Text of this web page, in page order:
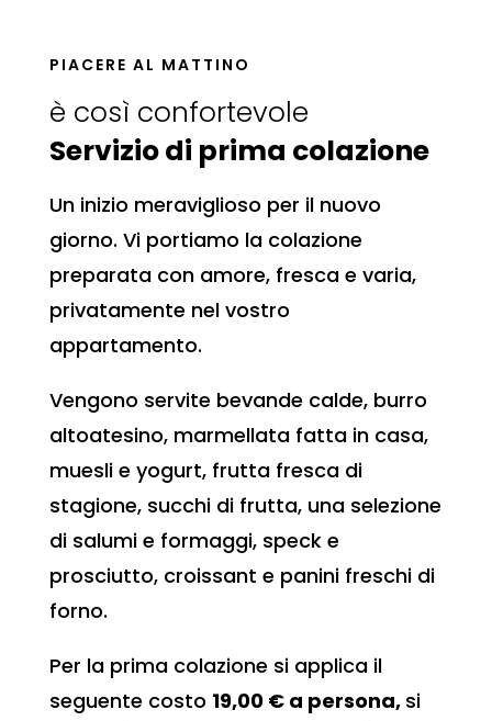
PIACERE AL MATTINO
è così confortevole
Servizio di prima colazione
Un inizio meraviglioso per il nuovo
giorno. Vi portiamo la colazione
preparata con amore, fresca e varia,
privatamente nel vostro
appartamento.
Vengono servite bevande calde, burro
altoatesino, marmellata fatta in casa,
muesli e yogurt, frutta fresca di
stagione, succhi di frutta, una selezione
di salumi e formaggi, speck e
prosciutto, croissant e panini freschi di
forno.
Per la prima colazione si applica il
seguente costo 19,00 € a persona, si